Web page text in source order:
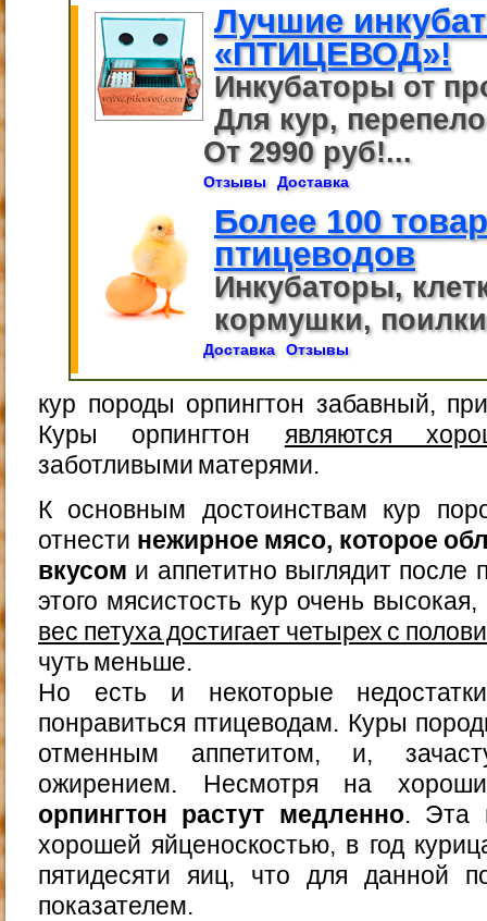
Лучшие
«ПТИЦЕВОД»!
Инкубаторы от
Для кур,
От 2990 руб!...
Отзывы Доставка
Более 100
птицеводов
Инкубаторы,
кормушки,
Доставка Отзывы
кур породы орпингтон забавный,
Куры орпингтон являются
заботливыми матерями.
К основным достоинствам кур
отнести нежирное мясо, которое
вкусом и аппетитно выглядит после
этого мясистость кур очень
вес петуха достигает четырех с
чуть меньше.
Но есть и некоторые
понравиться птицеводам. Куры
отменным аппетитом, и,
ожирением. Несмотря на
орпингтон растут медленно. Эта
хорошей яйценоскостью, в год
пятидесяти яиц, что для данной
показателем.